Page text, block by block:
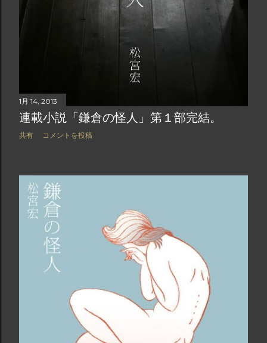
1月 14, 2013
連載小説「鎌倉の怪人」第１部完結。
共有 コメントを投稿